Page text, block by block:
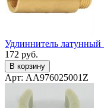
Удлиннитель
172 руб.
В корзину
Арт: AA976025001Z